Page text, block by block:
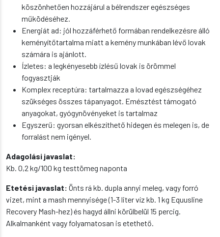
köszönhetően hozzájárul a bélrendszer egészséges
működéséhez.
Energiát ad: jól hozzáférhető formában rendelkezésre álló
keményítőtartalma miatt a kemény munkában lévő lovak
számára is ajánlott.
Ízletes: a legkényesebb ízlésű lovak is örömmel
fogyasztják
Komplex receptúra: tartalmazza a lovad egészségéhez
szükséges összes tápanyagot. Emésztést támogató
anyagokat, gyógynövényeket is tartalmaz
Egyszerű: gyorsan elkészíthető hidegen és melegen is, de
forralást nem igényel.
Adagolási javaslat:
Kb. 0,2 kg/100 kg testtömeg naponta
Etetési javaslat: Önts rá kb. dupla annyi meleg, vagy forró
vizet, mint a mash mennyisége (1-3 liter víz kb. 1 kg Equusline
Recovery Mash-hez) és hagyd állni körülbelül 15 percig.
Alkalmanként vagy folyamatosan is etethető.